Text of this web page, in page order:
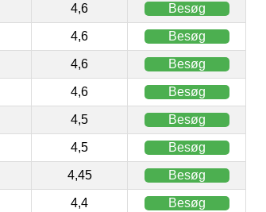
4,6 Besøg
4,6 Besøg
4,6 Besøg
4,6 Besøg
4,5 Besøg
4,5 Besøg
4,45 Besøg
4,4 Besøg